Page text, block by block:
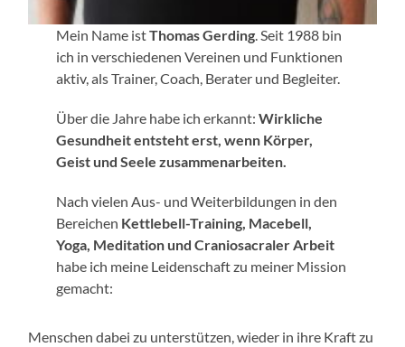
Mein Name istThomas Gerding. Seit 1988 bin
ich in verschiedenen Vereinen und Funktionen
aktiv, als Trainer, Coach, Berater und Begleiter.
Über die Jahre habe ich erkannt:Wirkliche
Gesundheit entsteht erst, wenn Körper,
Geist und Seele zusammenarbeiten.
Nach vielen Aus- und Weiterbildungen in den
Bereichen Kettlebell-Training, Macebell,
Yoga, Meditation und Craniosacraler Arbeit
habe ich meine Leidenschaft zu meiner Mission
gemacht:
Menschen dabei zu unterstützen, wieder in ihre Kraft zu